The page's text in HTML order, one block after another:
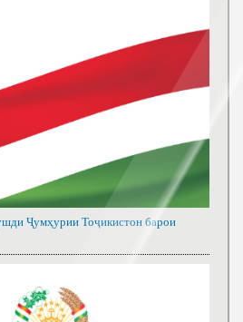
Ҷумҳурии Тоҷикистон барои